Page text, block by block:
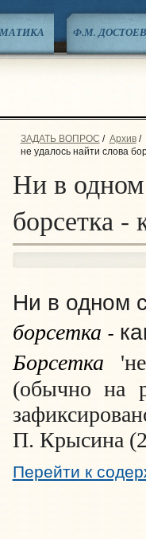
Ф.М.
ЗАДАТЬ ВОПРОС / Архив/
не удалось найти слова
Ни в одном
борсетка -
Ни в одном
борсетка -
Борсетка
(обычно на
П. Крысина
Перейти к